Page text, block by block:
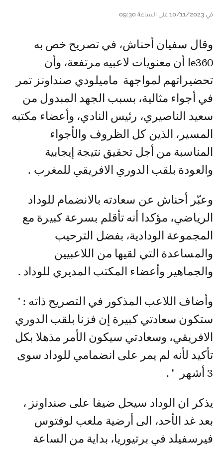
في 10/11/2023 على الساعة 09:30
وقال سفيان أحناش، في تصريح خص به
le360 أن معنويات لاعبيه مرتفعة، وأن
تحضيراتهم لمواجهة ماميلودي صنداونز تمر
في أجواء مثالية، بسبب الجهد المبدول من
سعيد الناصيري، رئيس النادي، وأعضاء مكتبه
المسير، الذين كل الظروف والأجواء
المناسبة من أجل تحقيق نتيجة إيجابية
والعودة بلقب الدوري الافريقي للمغرب .
وعبّر أحناش عن سعادته بالانضمام للوداد
الرياضي، مؤكدا أنه تأقلم بسرعة كبيرة مع
المجموعة الودادية، بفضل الترحيب
والمساعدة التي لقيها من اللاعبيين
والجماهير وأعضاء المكتب المديري للوداد .
وأضاف اللاعب المذكور في التصريح ذاته : "
ستكون سعادتي كبيرة إن فزنا بلقب الدوري
الافريقي، وسعادتي سيكون الأمر مذهلا بكل
تأكيد لأنه لم يمر على انضمامي للوداد سوى
3 أشهر " .
يذكر ان الوداد سيحل ضيفا على صنداونز ،
بعد غد الأحد، الى أرضية ملعب لوفتوس
فيرسفيلد في برتيوريا، بداية من الساعة